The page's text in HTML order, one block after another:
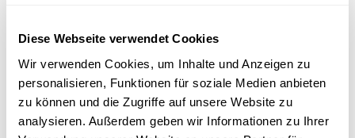
Diese Webseite verwendet Cookies
Wir verwenden Cookies, um Inhalte und Anzeigen zu
personalisieren, Funktionen für soziale Medien anbieten
zu können und die Zugriffe auf unsere Website zu
analysieren. Außerdem geben wir Informationen zu Ihrer
insbesondere bei Geräten mitR290 (Propan) als
Kältemittel . Schon das Öffnen der Außeneinheit darf
nur von geschultem Fachpersonal durchgeführt
werden.